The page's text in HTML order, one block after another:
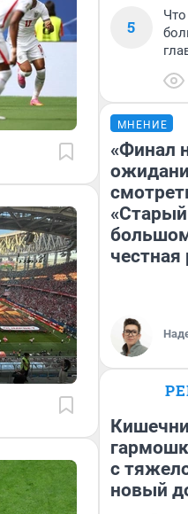
5
МНЕНИЕ
«Финал
честная
с
новый